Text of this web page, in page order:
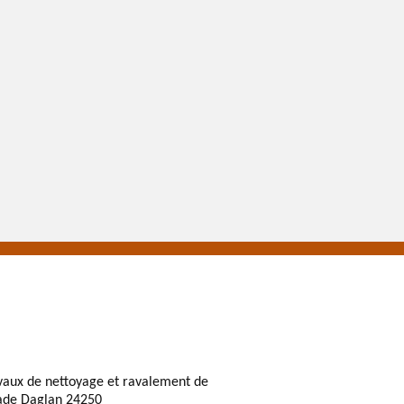
de nettoyage et ravalement de
Daglan 24250